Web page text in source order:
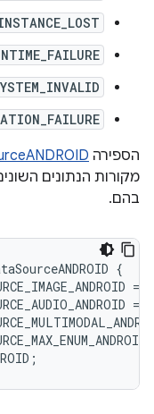
הספירה
מקורות הנתונים
בהם.
{
=
=
;